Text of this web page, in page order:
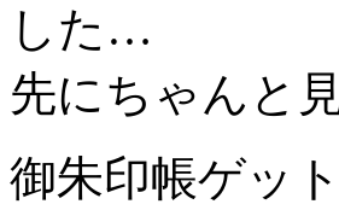
した…
先にちゃんと
御朱印帳ゲット